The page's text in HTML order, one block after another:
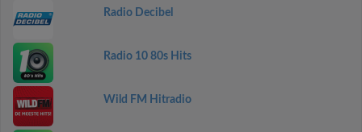
Radio Decibel
Radio 10 80s Hits
Wild FM Hitradio